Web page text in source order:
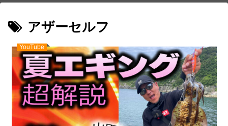
アザーセルフ
YouTube